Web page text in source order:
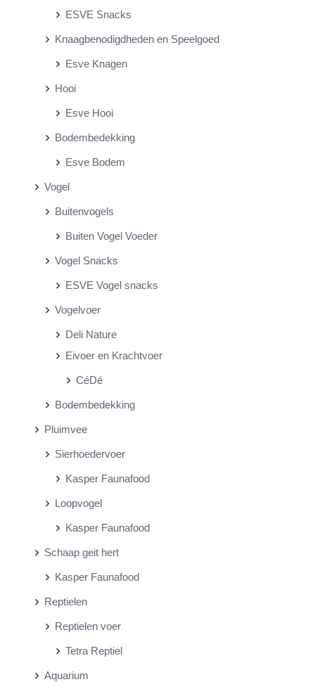
ESVE Snacks
Knaagbenodigdheden en Speelgoed
Esve Knagen
Hooi
Esve Hooi
Bodembedekking
Esve Bodem
Vogel
Buitenvogels
Buiten Vogel Voeder
Vogel Snacks
ESVE Vogel snacks
Vogelvoer
Deli Nature
Eivoer en Krachtvoer
CéDé
Bodembedekking
Pluimvee
Sierhoedervoer
Kasper Faunafood
Loopvogel
Kasper Faunafood
Schaap geit hert
Kasper Faunafood
Reptielen
Reptielen voer
Tetra Reptiel
Aquarium